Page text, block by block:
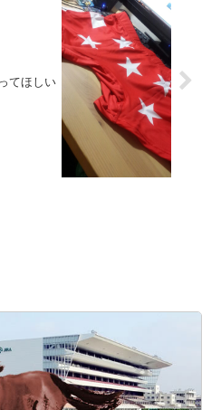
てほしい